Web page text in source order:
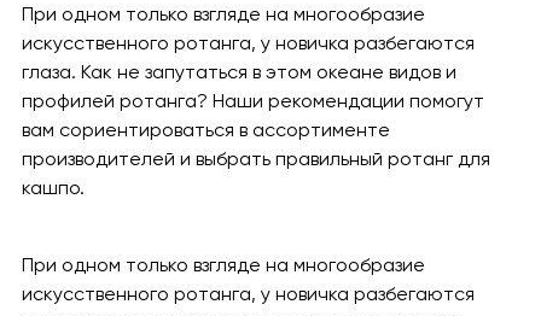
При одном только взгляде на многообразие
искусственного ротанга, у новичка разбегаются
глаза. Как не запутаться в этом океане видов и
профилей ротанга? Наши рекомендации помогут
вам сориентироваться в ассортименте
производителей и выбрать правильный ротанг для
кашпо.
При одном только взгляде на многообразие
искусственного ротанга, у новичка разбегаются